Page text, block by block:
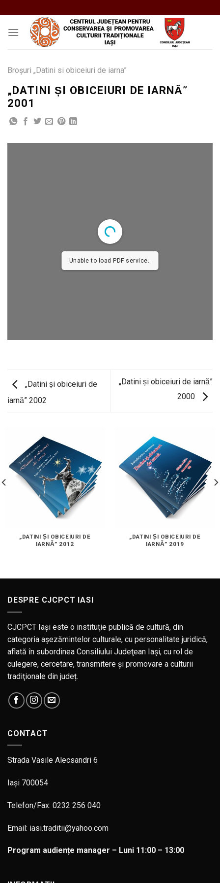
to
content
Broșuri „Datini si obiceiuri de iarna”
„DATINI ȘI OBICEIURI DE IARNĂ”
2001
Unable to load PDF service..
„Datini și obiceiuri de
iarnă” 2002
„Datini și obiceiuri de iarnă”
2000
„DATINI ȘI OBICEIURI DE
IARNĂ” 2012
„DATINI ȘI OBICEIURI DE
IARNĂ” 2019
DESPRE CJCPCT IASI
CJCPCT Iaşi este o instituţie publică de cultură, din
categoria aşezămintelor culturale, cu personalitate juridică,
aflată în subordinea Consiliului Judeţean Iaşi, cu rol de
culegere, cercetare, transmitere şi promovare a culturii
tradiţionale din județ.
CONTACT
Strada Vasile Alecsandri 6
Iași 700054
Telefon/Fax: 0232 256 040
Email: iasi.traditii@yahoo.com
Program audiențe manager – Luni 11:00 – 13:00